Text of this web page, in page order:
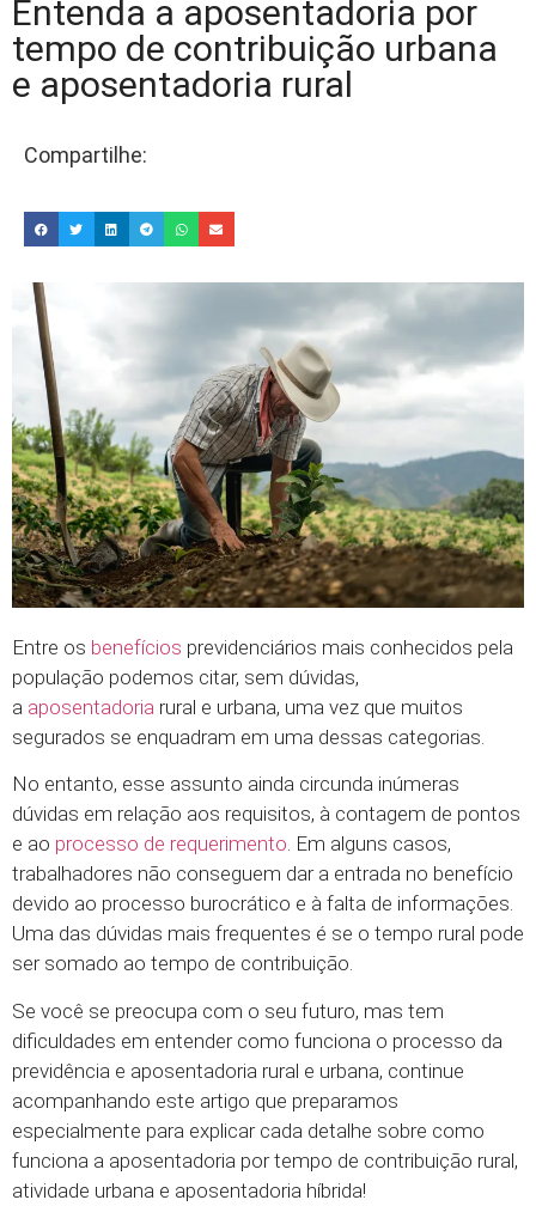
Entenda a aposentadoria por
tempo de contribuição urbana
e aposentadoria rural
Compartilhe:
Entre os benefícios previdenciários mais conhecidos pela
população podemos citar, sem dúvidas,
a aposentadoria rural e urbana, uma vez que muitos
segurados se enquadram em uma dessas categorias.
No entanto, esse assunto ainda circunda inúmeras
dúvidas em relação aos requisitos, à contagem de pontos
e ao processo de requerimento. Em alguns casos,
trabalhadores não conseguem dar a entrada no benefício
devido ao processo burocrático e à falta de informações.
Uma das dúvidas mais frequentes é se o tempo rural pode
ser somado ao tempo de contribuição.
Se você se preocupa com o seu futuro, mas tem
dificuldades em entender como funciona o processo da
previdência e aposentadoria rural e urbana, continue
acompanhando este artigo que preparamos
especialmente para explicar cada detalhe sobre como
funciona a aposentadoria por tempo de contribuição rural,
atividade urbana e aposentadoria híbrida!